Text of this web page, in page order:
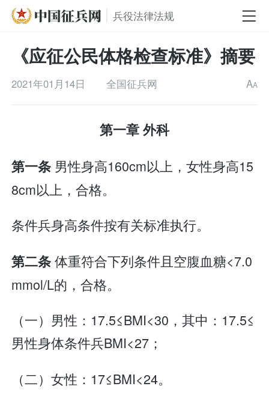
兵役法律法规
《应征公民体格检查标准》摘要
2021年01月14日 全国征兵网 AA
第一章 外科
第一条 男性身高160cm以上，女性身高15
8cm以上，合格。
条件兵身高条件按有关标准执行。
第二条体重符合下列条件且空腹血糖<7.0
mmol/L的，合格。
（一）男性：17.5≤BMI<30，其中：17.5≤
男性身体条件兵BMI<27；
（二）女性：17≤BMI<24。